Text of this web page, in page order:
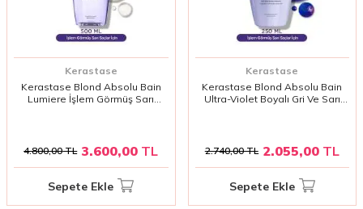
Kerastase
Kerastase Blond Absolu Bain
Lumiere İşlem Görmüş Sarı
4.800,00TL 3.600,00 TL
Sepete Ekle
Kerastase
Kerastase Blond Absolu Bain
Ultra-Violet Boyalı Gri Ve Sarı
2.740,00TL 2.055,00TL
Sepete Ekle